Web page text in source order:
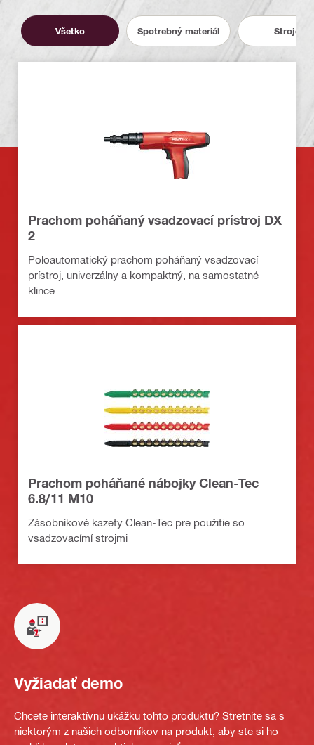
Všetko Spotrebný materiál Stroje
Prachom poháňaný vsadzovací prístroj DX
2
Poloautomatický prachom poháňaný vsadzovací
prístroj, univerzálny a kompaktný, na samostatné
klince
Prachom poháňané nábojky Clean-Tec
6.8/11 M10
Zásobníkové kazety Clean-Tec pre použitie so
vsadzovacímí strojmi
Vyžiadať demo
Chcete interaktívnu ukážku tohto produktu? Stretnite sa s
niektorým z našich odborníkov na produkt, aby ste si ho